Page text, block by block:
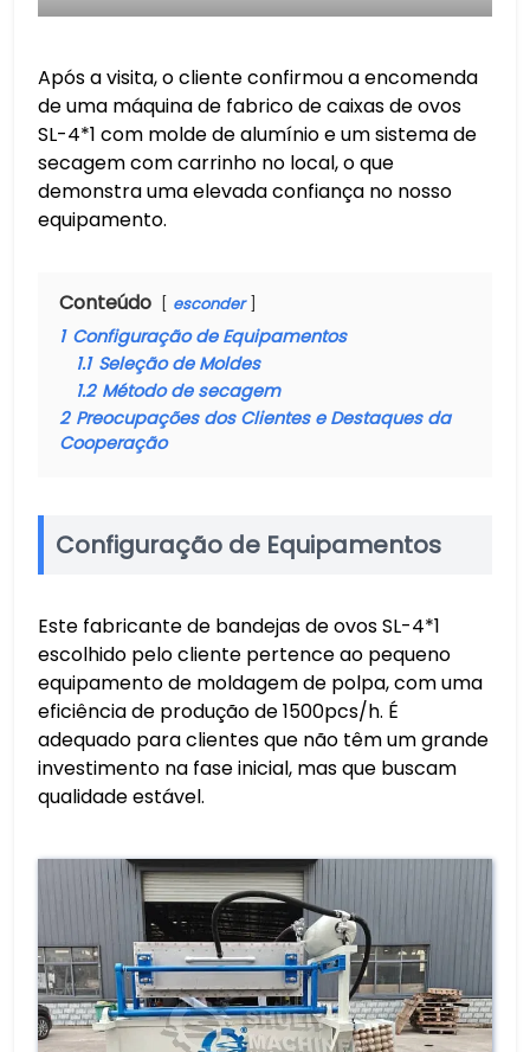
Após a visita, o cliente confirmou a encomenda
de uma máquina de fabrico de caixas de ovos
SL-4*1 com molde de alumínio e um sistema de
secagem com carrinho no local, o que
demonstra uma elevada confiança no nosso
equipamento.
Conteúdo esconder
1 Configuração de Equipamentos
1.1 Seleção de Moldes
1.2 Método de secagem
2 Preocupações dos Clientes e Destaques da
Cooperação
Configuração de Equipamentos
Este fabricante de bandejas de ovos SL-4*1
escolhido pelo cliente pertence ao pequeno
equipamento de moldagem de polpa, com uma
eficiência de produção de 1500pcs/h. É
adequado para clientes que não têm um grande
investimento na fase inicial, mas que buscam
qualidade estável.